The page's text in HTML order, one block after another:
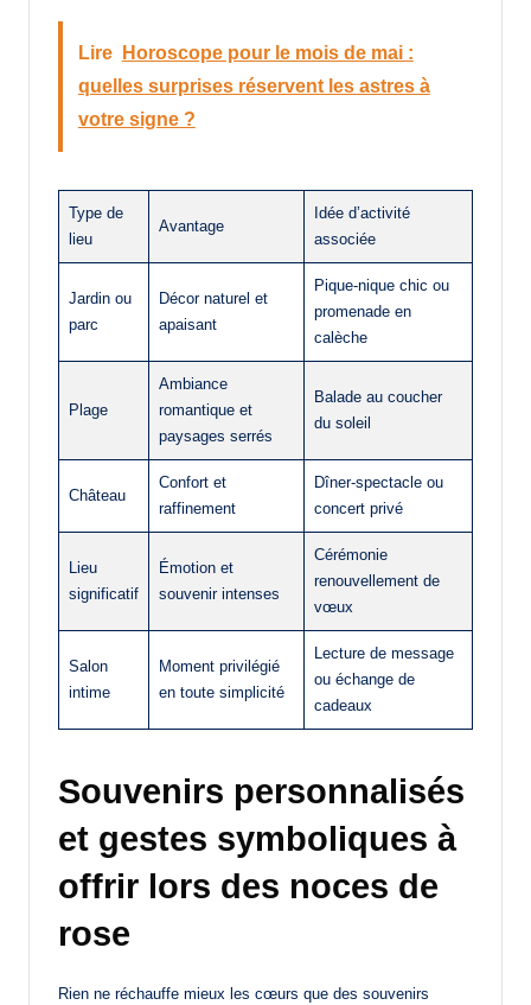
Lire
Horoscope pour le mois de mai :
quelles surprises réservent les astres à
votre signe ?
Type de
lieu
Avantage
Idée d’activité
associée
Jardin ou
parc
Décor naturel et
apaisant
Pique-nique chic ou
promenade en
calèche
Plage
Ambiance
romantique et
paysages serrés
Balade au coucher
du soleil
Château
Confort et
raffinement
Dîner-spectacle ou
concert privé
Lieu
significatif
Émotion et
souvenir intenses
Cérémonie
renouvellement de
vœux
Salon
intime
Moment privilégié
en toute simplicité
Lecture de message
ou échange de
cadeaux
Souvenirs personnalisés
et gestes symboliques à
offrir lors des noces de
rose
Rien ne réchauffe mieux les cœurs que des souvenirs